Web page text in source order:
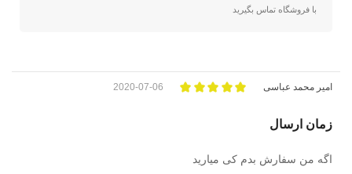
با فروشگاه تماس بگیرید
امیر محمد عباسی 2020-07-06
زمان ارسال
اگه من سفارش بدم کی میارید